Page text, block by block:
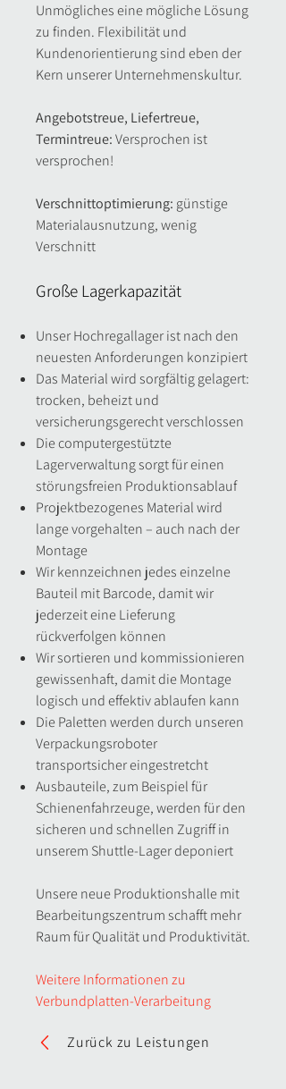
Unmögliches eine mögliche Lösung
zu finden. Flexibilität und
Kundenorientierung sind eben der
Kern unserer Unternehmenskultur.
Angebotstreue, Liefertreue,
Termintreue:Versprochen ist
versprochen!
Verschnittoptimierung: günstige
Materialausnutzung, wenig
Verschnitt
Große Lagerkapazität
Unser Hochregallager ist nach den
neuesten Anforderungen konzipiert
Das Material wird sorgfältig gelagert:
trocken, beheizt und
versicherungsgerecht verschlossen
Die computergestützte
Lagerverwaltung sorgt für einen
störungsfreien Produktionsablauf
Projektbezogenes Material wird
lange vorgehalten – auch nach der
Montage
Wir kennzeichnen jedes einzelne
Bauteil mit Barcode, damit wir
jederzeit eine Lieferung
rückverfolgen können
Wir sortieren und kommissionieren
gewissenhaft, damit die Montage
logisch und effektiv ablaufen kann
Die Paletten werden durch unseren
Verpackungsroboter
transportsicher eingestretcht
Ausbauteile, zum Beispiel für
Schienenfahrzeuge, werden für den
sicheren und schnellen Zugriff in
unserem Shuttle-Lager deponiert
Unsere neue Produktionshalle mit
Bearbeitungszentrum schafft mehr
Raum für Qualität und Produktivität.
Weitere Informationen zu
Verbundplatten-Verarbeitung
Zurück zu Leistungen